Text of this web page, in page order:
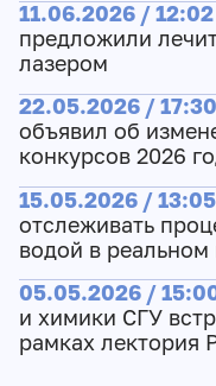
11.06.2026 / 12:02
предложили
лазером
22.05.2026 / 17:30
объявил об
конкурсов 2026
15.05.2026 / 13:05
отслеживать
водой в реальном
05.05.2026 /
и химики СГУ
рамках лектория